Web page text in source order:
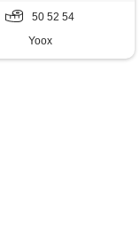
50 52 54
Yoox